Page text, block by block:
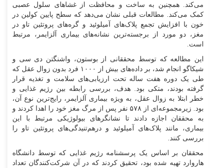
می‌کند. همچنین به ساخت و محافظت از غشا‌های سلول عصبی
کمک می‌کند. مطالعات قبلی نشان می‌دهد که سطح پایین کولین در
خون با افزایش تجمع پلاک‌های آمیلوئید و گره‌های پروتئین تاو در
مغز، دو مورد از برجسته‌ترین نشانه‌های بیماری آلزایمر، مرتبط
است.
این مطالعه که توسط محققانی از بوستون، واشنگتن دی سی و
شیکاگو انجام شد، بر داده‌های بیش از ۱۰۰۰ فرد بدون زوال عقل که
طی یک دوره هفت ساله تحت ارزیابی‌های سلامت و تغذیه قرار
گرفته بودند، متکی بود. هدف، بررسی رابطه بین رژیم غذایی و
خطر ابتلا به زوال عقل، به ویژه بیماری آلزایمر، رایج‌ترین نوع آن،
بود. زیرمجموعه‌ای از ۵۷۸ نفر پس از مرگ مغز خود را اهدا کردند و
به محققان اجازه دادند تا نشانگر‌های بیولوژیکی مرتبط با این
بیماری، مانند پلاک‌های آمیلوئید و درهم‌تنیدگی‌های پروتئین تاو را
بررسی کنند.
محققان بر اساس یک پرسشنامه رژیم غذایی که توسط دانشگاه
هاروارد تهیه شده بود، تحقیق کردند که در آن شرکت‌کنندگان تعداد